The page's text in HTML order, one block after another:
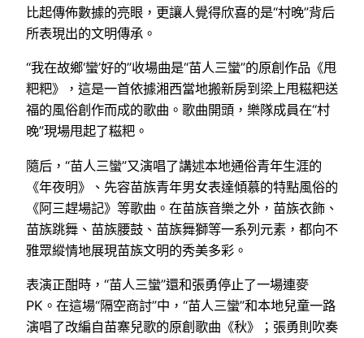
比起傳佈數據的亮眼，更讓人覺得欣喜的是“村晚”背后
所表現出的文明傳承。
“我在故鄉‘蠻’好的”收場曲是“苗人三蠻”的原創作品《甩
粑粑》，這是一首依據湘西當地搬新房到梁上甩糍粑送
福的風俗創作而成的歌曲。歌曲開頭，樂隊成員在“村
晚”現場甩起了糍粑。
隨后，“苗人三蠻”又演唱了講述本地通俗青年生涯的
《年夜明》、先容苗族青年男女表達傾慕的特點風俗的
《阿三趕場記》等歌曲。在苗族音樂之外，苗族衣飾、
苗族跳舞、苗族腰鼓、苗族舞獅等一系列元素，都向不
雅眾縱情地展現苗族文明的秀美多彩。
表演正酣時，“苗人三蠻”還和張勇停止了一場連麥
PK。在這場“隔空商討”中，“苗人三蠻”和本地兒童一路
演唱了改編自苗寨兒歌的原創歌曲《秋》；張勇則吹奏